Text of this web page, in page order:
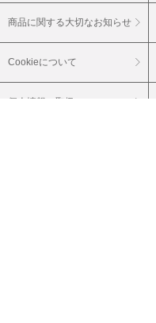
商品に関する大切なお知らせ
Cookieについて
個人情報の取扱い